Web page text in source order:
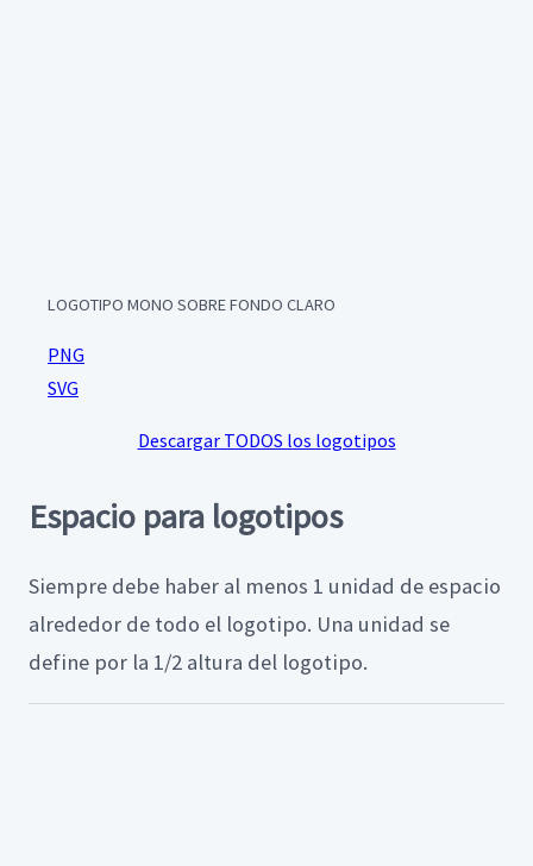
LOGOTIPO MONO SOBRE FONDO CLARO
PNG
SVG
Descargar TODOS los logotipos
Espacio para logotipos
Siempre debe haber al menos 1 unidad de espacio
alrededor de todo el logotipo. Una unidad se
define por la 1/2 altura del logotipo.